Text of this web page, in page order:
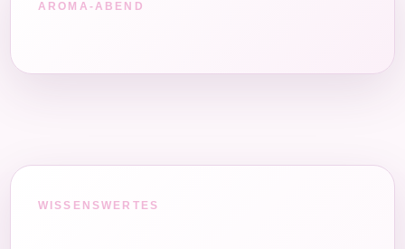
AROMA-ABEND
WISSENSWERTES